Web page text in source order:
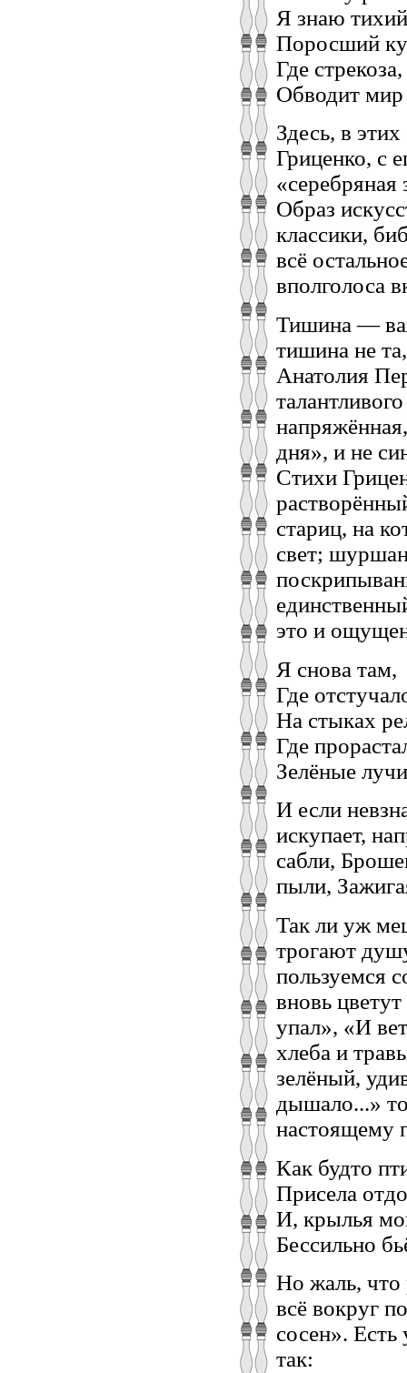
Я знаю
Поросший
Где
Обводит мир
Здесь, в
Гриценко, с
«серебряная
Образ
классики,
всё
вполголоса
Тишина —
тишина не
Анатолия
дня», и не
Стихи
стариц, на
свет;
это и
Я снова там,
Где
На стыках
Где
Зелёные
И если
искупает,
сабли,
пыли,
Так ли уж
трогают
пользуемся
вновь
упал», «И
хлеба и
зелёный,
дышало...»
настоящему
Как будто
Присела
И, крылья
Бессильно
Но жаль,
всё вокруг
сосен». Есть
так: